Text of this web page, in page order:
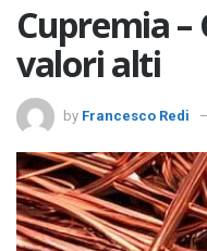
Cupremia –
valori alti
by Francesco Redi